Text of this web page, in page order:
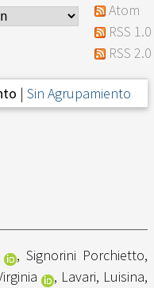
Atom
RSS 1.0
RSS 2.0
| Sin Agrupamiento
, Signorini Porchietto,
, Lavari, Luisina,